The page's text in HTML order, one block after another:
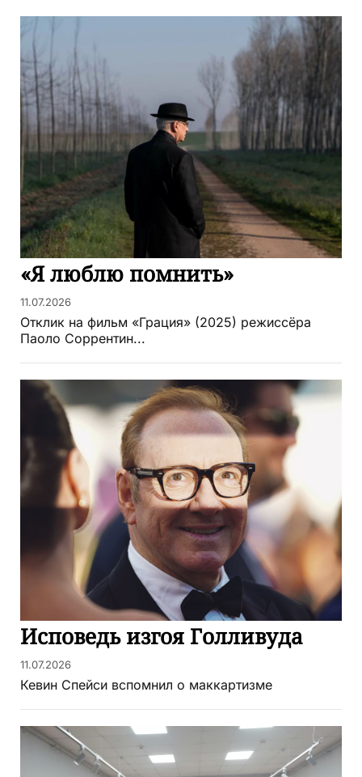
«Я люблю помнить»
11.07.2026
Отклик на фильм «Грация» (2025) режиссёра
Паоло Соррентин...
Исповедь изгоя Голливуда
11.07.2026
Кевин Спейси вспомнил о маккартизме